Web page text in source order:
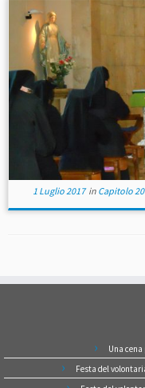
1 Luglio 2017in Capitolo
Una cena
Festa del